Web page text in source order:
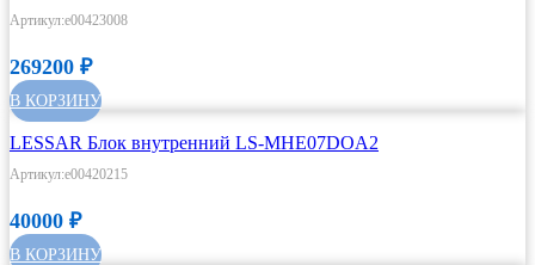
Артикул:e00423008
269200 ₽
В КОРЗИНУ
LESSAR Блок внутренний LS-MHE07DOA2
Артикул:e00420215
40000 ₽
В КОРЗИНУ